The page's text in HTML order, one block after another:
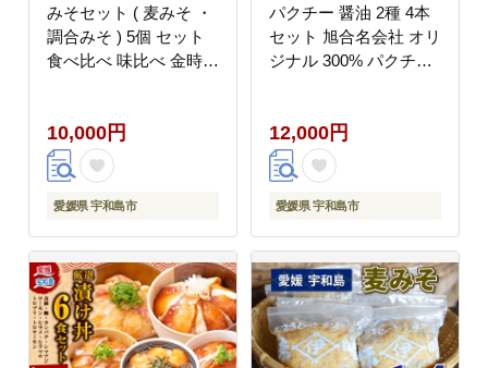
みそセット ( 麦みそ ・
調合みそ ) 5個 セット
食べ比べ 味比べ 金時み
発酵調味料 調味料 麦
麹 こうじ 味噌 みそ 調
合味噌 麦味噌 国産 愛
媛 宇和島 J010-122003
10,000円
愛媛県 宇和島市
パクチー 醤油 2種 4本
セット 旭合名会社 オリ
ジナル 300% パクチー
料 万能だれ 万能ダレ
タレ 餃子 卵かけご飯
冷奴 お刺し身 刺し身
刺身 お刺身 鍋 お鍋 国
052008
12,000円
愛媛県 宇和島市